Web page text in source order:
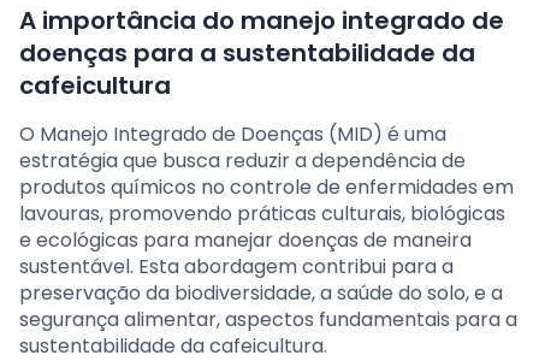
A importância do manejo integrado de
doenças para a sustentabilidade da
cafeicultura
O Manejo Integrado de Doenças (MID) é uma
estratégia que busca reduzir a dependência de
produtos químicos no controle de enfermidades em
lavouras, promovendo práticas culturais, biológicas
e ecológicas para manejar doenças de maneira
sustentável. Esta abordagem contribui para a
preservação da biodiversidade, a saúde do solo, e a
segurança alimentar, aspectos fundamentais para a
sustentabilidade da cafeicultura.